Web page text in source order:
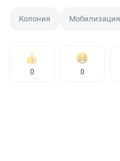
Колония Мобилизация
0 0